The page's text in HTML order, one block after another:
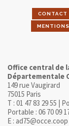
CONTACT
Office central de
Départementale
149 rue Vaugirard
75015 Paris
T : 01 47 83 29 55 |
Portable : 06 70 09
E : ad75@occe.coop